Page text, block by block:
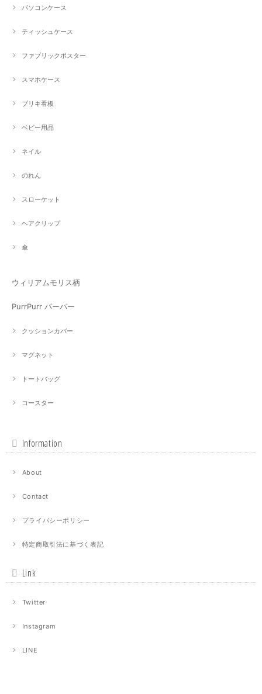
パソコンケース
ティッシュケース
ファブリックポスター
スマホケース
ブリキ看板
ベビー用品
ネイル
のれん
スローケット
ヘアクリップ
傘
ウィリアムモリス柄
PurrPurr パーパー
クッションカバー
マグネット
トートバッグ
コースター
Information
About
Contact
プライバシーポリシー
特定商取引法に基づく表記
Link
Twitter
Instagram
LINE